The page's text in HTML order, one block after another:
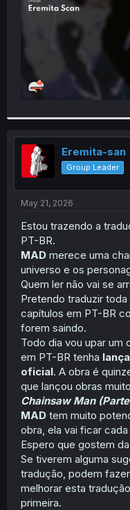
Eremita-san
Group Leader
May 21, 2026
Estou trazendo a
PT-BR.
MAD merece uma
universo e os
Quem ler não vai se
Pretendo traduzir
capítulos em PT-BR
forem saindo.
Todo dia vou upar um
em PT-BR tenha
oficial. A obra é
que lançou obras
Chainsaw Man
MAD tem muito
obra, ela vai ficar
Espero que gostem
Se tiverem alguma
tradução, podem
melhorar esta
primeira.